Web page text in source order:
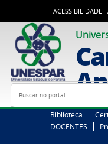
ACESSIBILIDADE
Busca
Biblioteca
DOCENTES